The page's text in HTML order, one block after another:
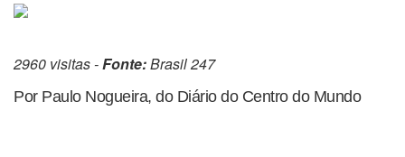
2960 visitas -Fonte:Brasil 247
Por Paulo Nogueira, do Diário do Centro do Mundo